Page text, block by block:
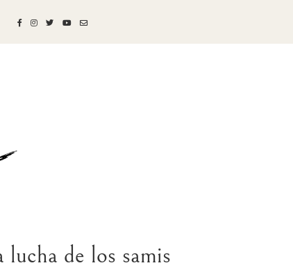
de los samis